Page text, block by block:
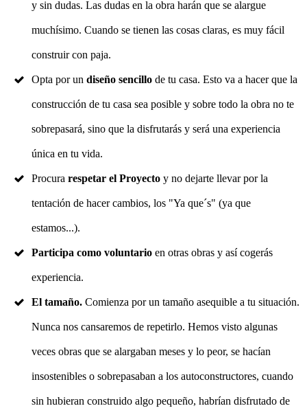
y sin dudas. Las dudas en la obra harán que se alargue
muchísimo. Cuando se tienen las cosas claras, es muy fácil
construir con paja.
Opta por un diseño sencillo de tu casa. Esto va a hacer que la
construcción de tu casa sea posible y sobre todo la obra no te
sobrepasará, sino que la disfrutarás y será una experiencia
única en tu vida.
Procura respetar el Proyecto y no dejarte llevar por la
tentación de hacer cambios, los "Ya que´s" (ya que
estamos...).
Participa como voluntario en otras obras y así cogerás
experiencia.
El tamaño. Comienza por un tamaño asequible a tu situación.
Nunca nos cansaremos de repetirlo. Hemos visto algunas
veces obras que se alargaban meses y lo peor, se hacían
insostenibles o sobrepasaban a los autoconstructores, cuando
sin hubieran construido algo pequeño, habrían disfrutado de